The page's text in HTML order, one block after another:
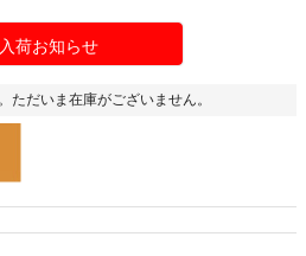
荷お知らせ
ただいま在庫がございません。